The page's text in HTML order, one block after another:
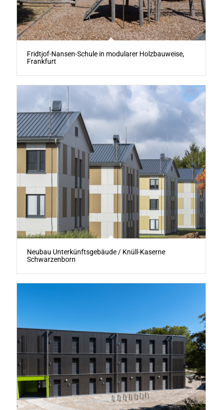
Fridtjof-Nansen-Schule in modularer Holzbauweise,
Frankfurt
Neubau Unterkünftsgebäude / Knüll-Kaserne
Schwarzenborn